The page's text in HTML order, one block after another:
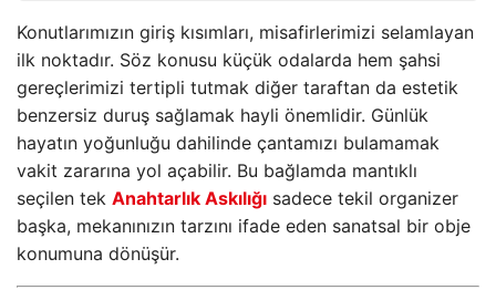
Konutlarımızın giriş kısımları, misafirlerimizi selamlayan
ilk noktadır. Söz konusu küçük odalarda hem şahsi
gereçlerimizi tertipli tutmak diğer taraftan da estetik
benzersiz duruş sağlamak hayli önemlidir. Günlük
hayatın yoğunluğu dahilinde çantamızı bulamamak
vakit zararına yol açabilir. Bu bağlamda mantıklı
seçilen tek Anahtarlık Askılığı sadece tekil organizer
başka, mekanınızın tarzını ifade eden sanatsal bir obje
konumuna dönüşür.